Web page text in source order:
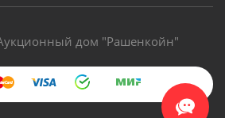
дом "Рашенкойн"